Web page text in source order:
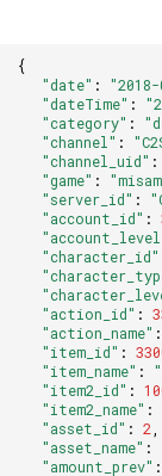
{
"date" :
"dateTime" :
"category" :
"channel" :
"channel_uid" :
"game" :
"server_id" :
"account_id" :
"character_id"
"action_id" :
"action_name" :
"item_id" :
"item_name" :
"item2_id" :
"item2_name" :
"asset_id" : 2
"asset_name" :
"amount_prev" :